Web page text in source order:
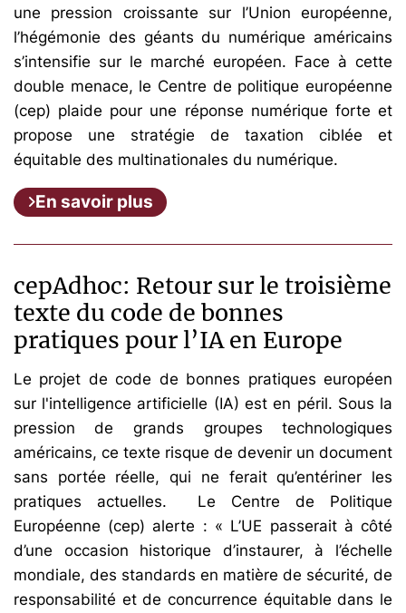
une pression croissante sur l’Union européenne,
l’hégémonie des géants du numérique américains
s’intensifie sur le marché européen. Face à cette
double menace, le Centre de politique européenne
(cep) plaide pour une réponse numérique forte et
propose une stratégie de taxation ciblée et
équitable des multinationales du numérique.
En savoir plus
cepAdhoc: Retour sur le troisième
texte du code de bonnes
pratiques pour l’IA en Europe
Le projet de code de bonnes pratiques européen
sur l'intelligence artificielle (IA) est en péril. Sous la
pression de grands groupes technologiques
américains, ce texte risque de devenir un document
sans portée réelle, qui ne ferait qu’entériner les
pratiques actuelles. Le Centre de Politique
Européenne (cep) alerte : « L’UE passerait à côté
d’une occasion historique d’instaurer, à l’échelle
mondiale, des standards en matière de sécurité, de
responsabilité et de concurrence équitable dans le